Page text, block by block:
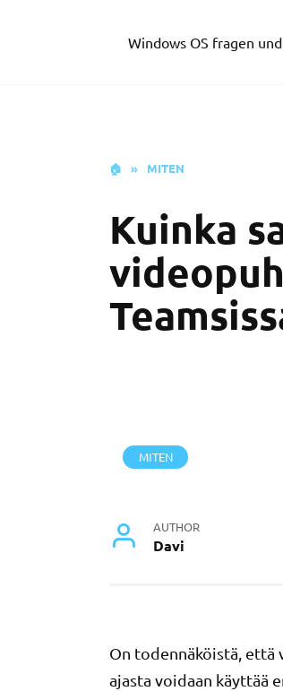
Windows OS fragen
🏠 » MITEN
Kuinka
MITEN
AUTHOR
Davi
On todennäköistä, että
ajasta voidaan käyttää